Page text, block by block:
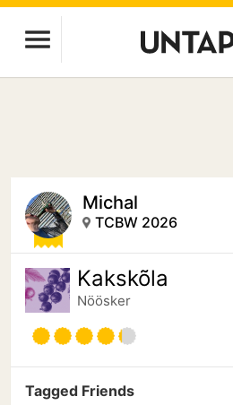
Michal
TCBW 2026
Kakskõla
Nöösker
Tagged Friends